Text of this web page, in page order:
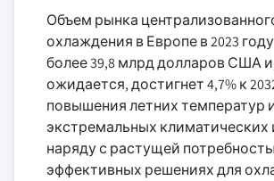
Объем рынка
охлаждения в Европе в 2023
более 39,8 млрд долларов США
ожидается, достигнет 4,7% к
повышения летних температур
экстремальных климатических
наряду с растущей
эффективных решениях для